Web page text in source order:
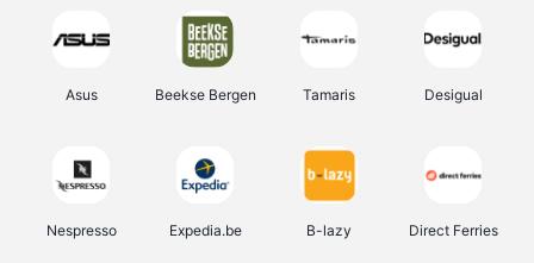
Asus Beekse Bergen Tamaris Desigual
Nespresso Expedia.be B-lazy Direct Ferries